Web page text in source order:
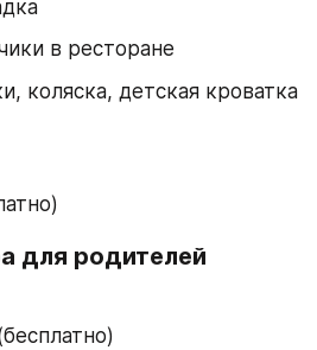
в ресторане
коляска, детская кроватка
для родителей